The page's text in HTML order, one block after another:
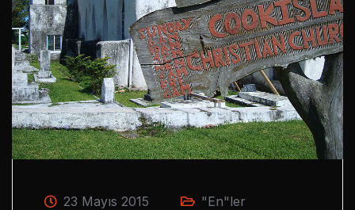
23 Mayıs 2015 "En"ler